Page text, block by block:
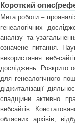
Короткий
Мета роботи –
генеалогічних
аналізу та
означене питання.
використання веб-
досліджень. Розкрито
для генеалогічного
діджиталізації
спадщини активно
вебсайтів.
обласних архівів,